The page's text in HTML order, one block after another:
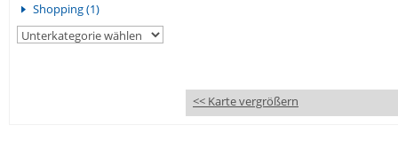
Shopping (1)
<< Karte vergrößern